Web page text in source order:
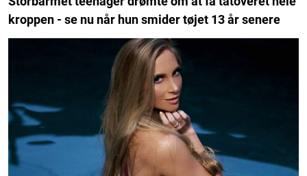
kroppen - se nu når hun smider tøjet 13 år senere